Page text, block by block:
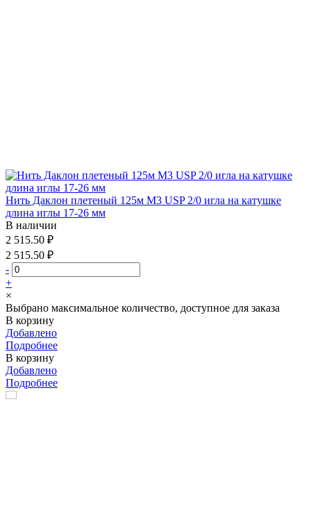
Нить Даклон плетеный 125м М3 USP 2/0 игла на катушке
длина иглы 17-26 мм
В наличии
2 515.50 ₽
2 515.50 ₽
-
+
×
Выбрано максимальное количество, доступное для заказа
В корзину
Добавлено
Подробнее
В корзину
Добавлено
Подробнее